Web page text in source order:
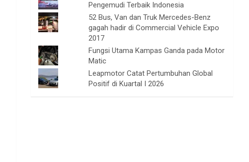
Pengemudi Terbaik Indonesia
52 Bus, Van dan Truk Mercedes-Benz
gagah hadir di Commercial Vehicle Expo
2017
Fungsi Utama Kampas Ganda pada Motor
Matic
Leapmotor Catat Pertumbuhan Global
Positif di Kuartal I 2026